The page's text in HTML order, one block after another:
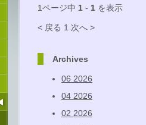
1ページ中 1 - 1 を表示
< 戻る 1 次へ >
Archives
06 2026
04 2026
02 2026